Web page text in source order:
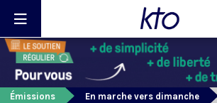
Émissions
En marche vers dimanche